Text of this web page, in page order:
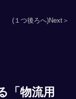
(１つ後ろへ)Next＞
「物流用